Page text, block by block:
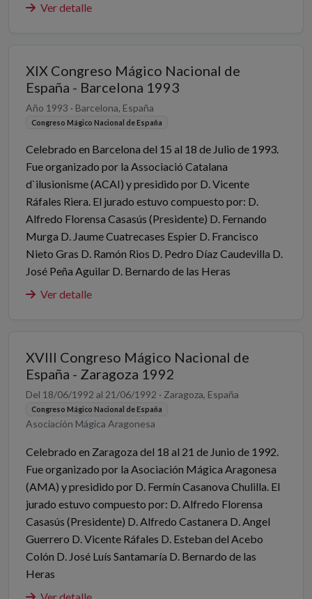
Ver detalle
XIX Congreso Mágico Nacional de
España - Barcelona 1993
Año 1993 · Barcelona, España
Congreso Mágico Nacional de España
Celebrado en Barcelona del 15 al 18 de Julio de 1993.
Fue organizado por la Associació Catalana
d`ilusionisme (ACAI) y presidido por D. Vicente
Ráfales Riera. El jurado estuvo compuesto por: D.
Alfredo Florensa Casasús (Presidente) D. Fernando
Murga D. Jaume Cuatrecases Espier D. Francisco
Nieto Gras D. Ramón Rios D. Pedro Díaz Caudevilla D.
José Peña Aguilar D. Bernardo de las Heras
Ver detalle
XVIII Congreso Mágico Nacional de
España - Zaragoza 1992
Del 18/06/1992 al 21/06/1992 · Zaragoza, España
Congreso Mágico Nacional de España
Asociación Mágica Aragonesa
Celebrado en Zaragoza del 18 al 21 de Junio de 1992.
Fue organizado por la Asociación Mágica Aragonesa
(AMA) y presidido por D. Fermín Casanova Chulilla. El
jurado estuvo compuesto por: D. Alfredo Florensa
Casasús (Presidente) D. Alfredo Castanera D. Angel
Guerrero D. Vicente Ráfales D. Esteban del Acebo
Colón D. José Luís Santamaría D. Bernardo de las
Heras